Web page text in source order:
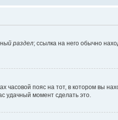
раздел; ссылка на него обычно
пояс на тот, в котором вы
удачный момент сделать это.